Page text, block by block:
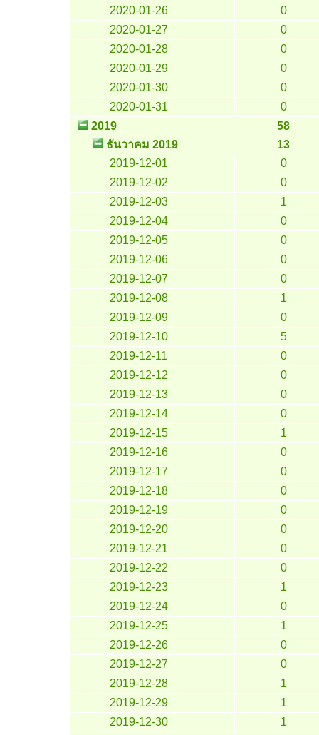
2020-01-26
0
2020-01-27
0
2020-01-28
0
2020-01-29
0
2020-01-30
0
2020-01-31
0
2019
58
ธันวาคม 2019
13
2019-12-01
0
2019-12-02
0
2019-12-03
1
2019-12-04
0
2019-12-05
0
2019-12-06
0
2019-12-07
0
2019-12-08
1
2019-12-09
0
2019-12-10
5
2019-12-11
0
2019-12-12
0
2019-12-13
0
2019-12-14
0
2019-12-15
1
2019-12-16
0
2019-12-17
0
2019-12-18
0
2019-12-19
0
2019-12-20
0
2019-12-21
0
2019-12-22
0
2019-12-23
1
2019-12-24
0
2019-12-25
1
2019-12-26
0
2019-12-27
0
2019-12-28
1
2019-12-29
1
2019-12-30
1